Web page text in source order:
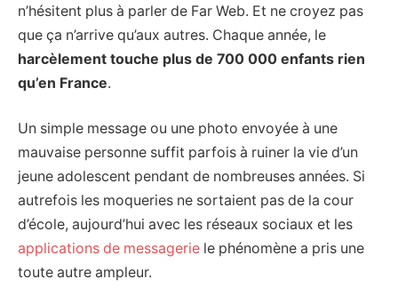
n’hésitent plus à parler de Far Web. Et ne croyez pas
que ça n’arrive qu’aux autres. Chaque année, le
harcèlement touche plus de 700 000 enfants rien
qu’en France.
Un simple message ou une photo envoyée à une
mauvaise personne suffit parfois à ruiner la vie d’un
jeune adolescent pendant de nombreuses années. Si
autrefois les moqueries ne sortaient pas de la cour
d’école, aujourd’hui avec les réseaux sociaux et les
applications de messagerie le phénomène a pris une
toute autre ampleur.